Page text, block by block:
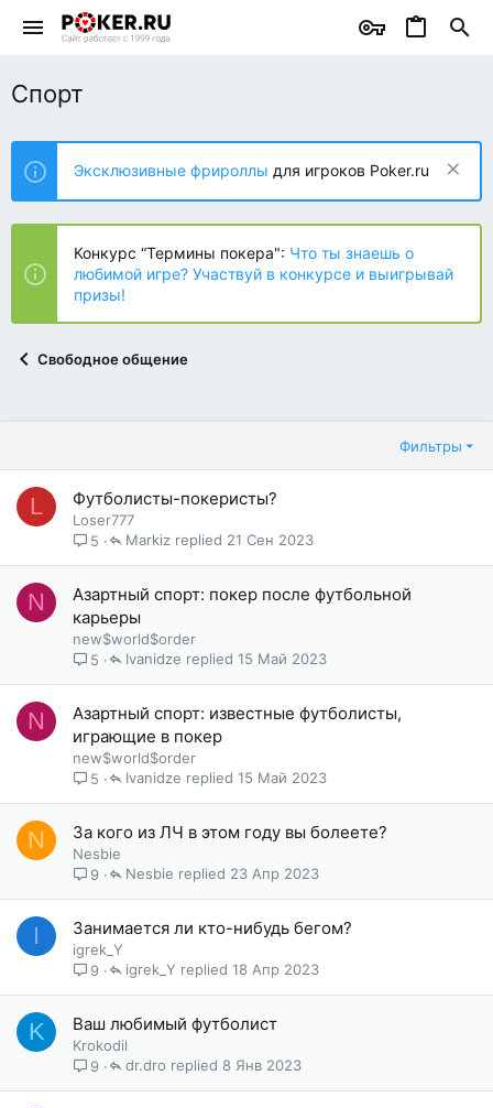
Спорт
Эксклюзивные фрироллы для игроков Poker.ru
Конкурс “Термины покера": Что ты знаешь о
любимой игре? Участвуй в конкурсе и выигрывай
призы!
Свободное общение
Фильтры
L Футболисты-покеристы?
Loser777
5
21 Сен 2023
Markiz
N
Азартный спорт: покер после футбольной
карьеры
new$world$order
5
15 Май 2023
Ivanidze
N
Азартный спорт: известные футболисты,
играющие в покер
new$world$order
5
15 Май 2023
Ivanidze
N За кого из ЛЧ в этом году вы болеете?
Nesbie
9
23 Апр 2023
Nesbie
I Занимается ли кто-нибудь бегом?
igrek_Y
9
18 Апр 2023
igrek_Y
K Ваш любимый футболист
Krokodil
9
8 Янв 2023
dr.dro